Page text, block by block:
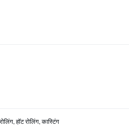
हॉट रोलिंग, कास्टिंग